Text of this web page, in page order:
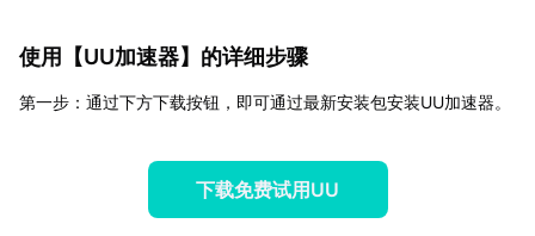
使用【UU加速器】的详细步骤
第一步：通过下方下载按钮，即可通过最新安装包安装UU加速器。
下载免费试用UU